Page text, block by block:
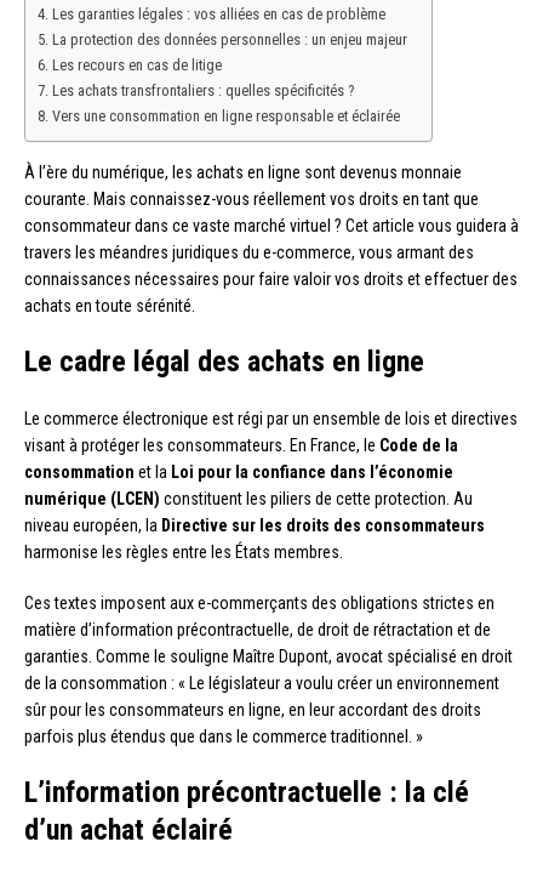
Les garanties légales : vos alliées en cas de problème
La protection des données personnelles : un enjeu majeur
Les recours en cas de litige
Les achats transfrontaliers : quelles spécificités ?
Vers une consommation en ligne responsable et éclairée
À l’ère du numérique, les achats en ligne sont devenus monnaie
courante. Mais connaissez-vous réellement vos droits en tant que
consommateur dans ce vaste marché virtuel ? Cet article vous guidera à
travers les méandres juridiques du e-commerce, vous armant des
connaissances nécessaires pour faire valoir vos droits et effectuer des
achats en toute sérénité.
Le cadre légal des achats en ligne
Le commerce électronique est régi par un ensemble de lois et directives
visant à protéger les consommateurs. En France, le Code de la
consommation et la Loi pour la confiance dans l’économie
numérique (LCEN) constituent les piliers de cette protection. Au
niveau européen, la Directive sur les droits des consommateurs
harmonise les règles entre les États membres.
Ces textes imposent aux e-commerçants des obligations strictes en
matière d’information précontractuelle, de droit de rétractation et de
garanties. Comme le souligne Maître Dupont, avocat spécialisé en droit
de la consommation : « Le législateur a voulu créer un environnement
sûr pour les consommateurs en ligne, en leur accordant des droits
parfois plus étendus que dans le commerce traditionnel. »
L’information précontractuelle : la clé
d’un achat éclairé